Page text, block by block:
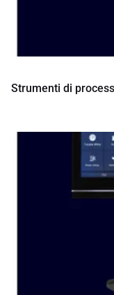
Strumenti di